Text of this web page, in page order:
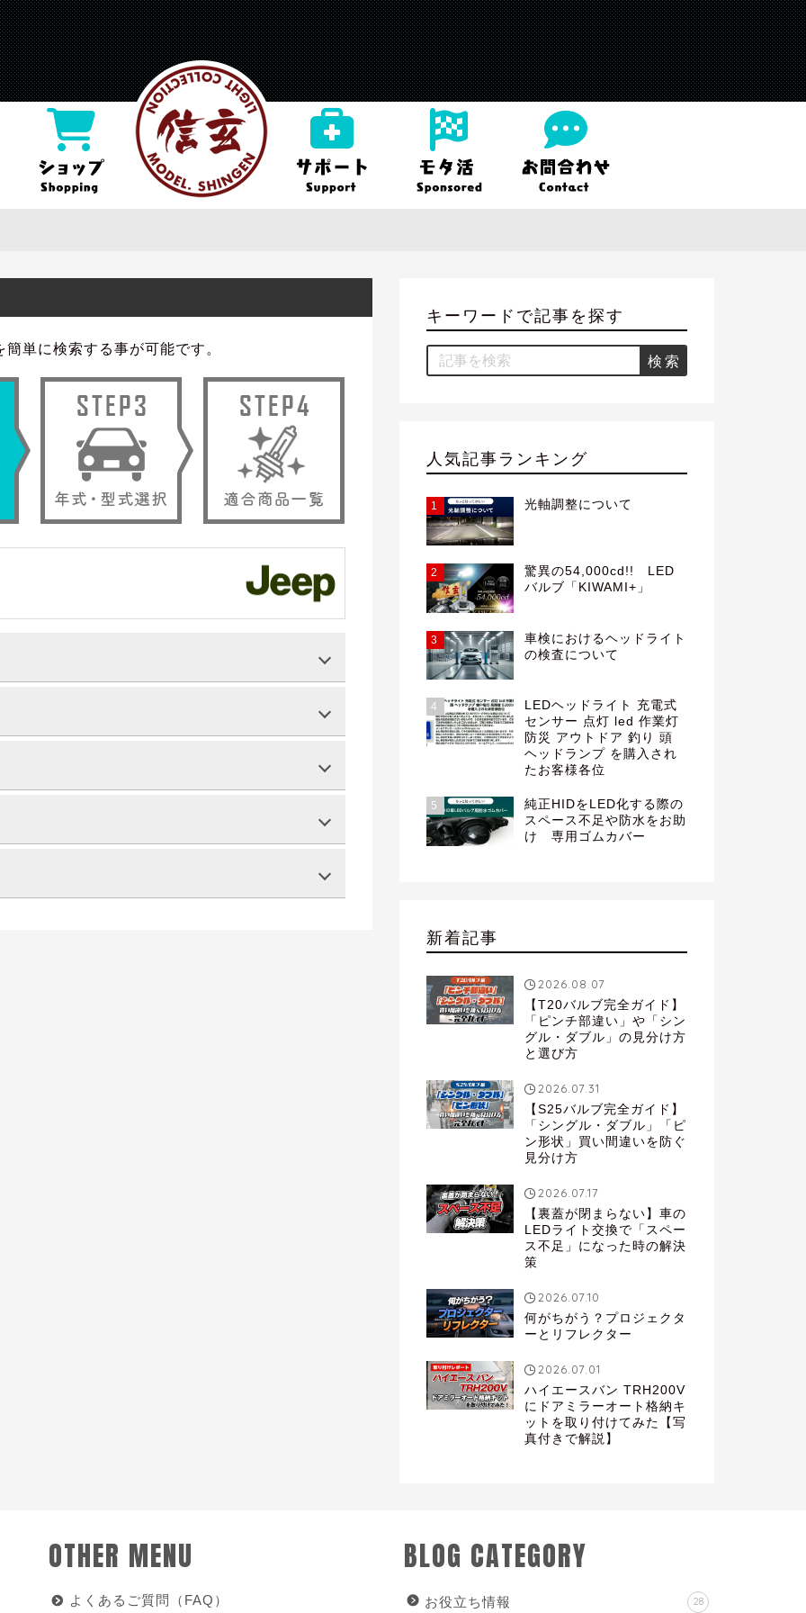
簡単に検索する事が可能です。
キーワードで記事を探す
Search
for:
人気記事ランキング
1 光軸調整について
2
驚異の54,000cd!! LED
バルブ「KIWAMI+」
3
車検におけるヘッドライト
の検査について
4
LEDヘッドライト 充電式
センサー 点灯 led 作業灯
防災 アウトドア 釣り 頭
ヘッドランプ を購入され
たお客様各位
5
純正HIDをLED化する際の
スペース不足や防水をお助
け 専用ゴムカバー
新着記事
2026.08.07
【T20バルブ完全ガイド】
「ピンチ部違い」や「シン
グル・ダブル」の見分け方
と選び方
2026.07.31
【S25バルブ完全ガイド】
「シングル・ダブル」「ピ
ン形状」買い間違いを防ぐ
見分け方
2026.07.17
【裏蓋が閉まらない】車の
LEDライト交換で「スペー
ス不足」になった時の解決
策
2026.07.10
何がちがう？プロジェクタ
ーとリフレクター
2026.07.01
ハイエースバン TRH200V
にドアミラーオート格納キ
ットを取り付けてみた【写
真付きで解説】
OTHER MENU
よくあるご質問（FAQ）
BLOG CATEGORY
お役立ち情報 28